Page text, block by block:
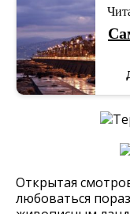
Открытая
любоваться